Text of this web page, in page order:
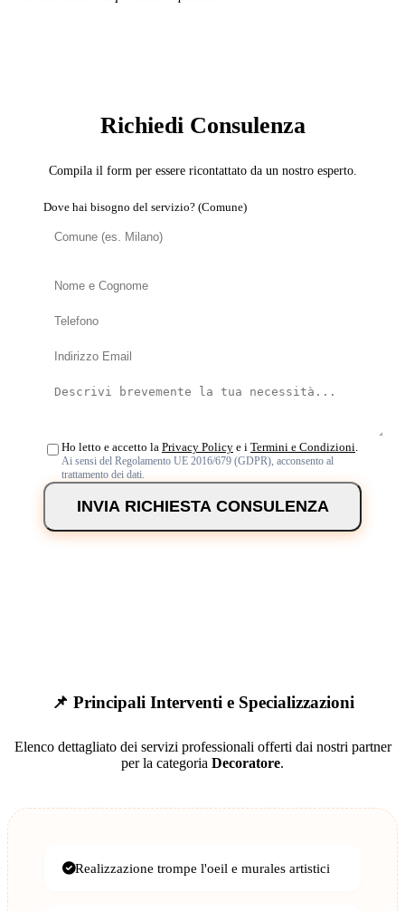
Richiedi Consulenza
Compila il form per essere ricontattato da un nostro esperto.
Dove hai bisogno del servizio? (Comune)
Ho letto e accetto la Privacy Policy e i Termini e Condizioni
Ai sensi del Regolamento UE 2016/679 (GDPR), acconsento al
trattamento dei dati.
INVIA RICHIESTA CONSULENZA
📌 Principali Interventi e Specializzazioni
Elenco dettagliato dei servizi professionali offerti dai nostri partner
per la categoria Decoratore.
Realizzazione trompe l'oeil e murales artistici